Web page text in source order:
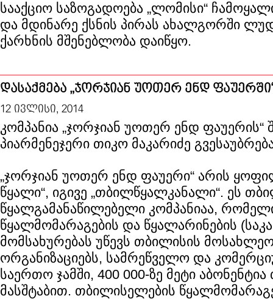
სააქციო საზოგადოება „ლომისი“
და მდინარე ქსნის პირას ახალგორში
ქარხნის მშენებლობა დაიწყო.
დასაქმება „ჯორჯიან უოთერ ენდ
12 ივლისი, 2014
კომპანია „ჯორჯიან უოთერ ენდ ფაუერის“
პიარმენეჯერი თიკო მაკარიძე
„ჯორჯიან უოთერ ენდ ფაუერი“ არის
წყალი“, იგივე „თბილწყალკანალი“. ეს
წყალგამანაწილებელი კომპანიაა,
წყალმომარაგების და წყალარინების
მომსახურებას უწევს თბილისის
ორგანიზაციებს, სამრეწველო და
საერთო ჯამში, 400 000-ზე მეტი
მასშტაბით. თბილისელების